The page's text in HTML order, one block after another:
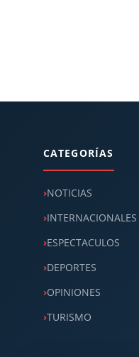
CATEGORÍAS
NOTICIAS
INTERNACIONALES
ESPECTACULOS
DEPORTES
OPINIONES
TURISMO